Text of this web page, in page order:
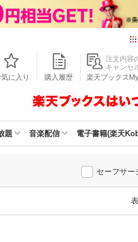
気に入り 購入履歴
注文内容
キャンセ
楽天ブックス
題 音楽配信 電子書籍(楽天
セーフサー